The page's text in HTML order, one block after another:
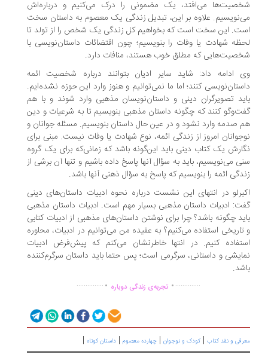
می‌افتد، یک مضمونی را درک می‌کنیم و درباره‌اش
علاوه بر این، تبدیل زندگی یک معصوم به داستان سخت
این سخت است که بخواهیم کل زندگی یک شخص را از تولد تا
شهادت یا وفات را بنویسیم؛ چون اقتضائات داستان‌نویسی با
که مطلق خوب هستند، منافات دارد.
ادامه داد: شاید سایر ادیان بتوانند درباره شخصیت ائمه
کنند؛ اما ما نمی‌توانیم و هنوز وارد این حوزه نشده‌ایم.
تصویرگران دینی و داستان‌نویسان مذهبی وارد شوند و با هم
کنند که چگونه داستان مذهبی بنویسیم تا به شرعیات و دین
صدمه وارد نشود و در عین حال داستان بنویسیم. مسئله جوانان و
امروز از زندگی ائمه، نوع شهادت یا وفات نیست. مبنی برای
یک کتاب دینی باید این‌گونه باشد که زمانی‌که برای یک گروه
می‌نویسیم، باید به سؤال آنها پاسخ داده باشیم و تنها آن برشی از
ائمه را بنویسیم که پاسخ به سؤال ذهنی آنها باشد.
در انتهای این نشست درباره نحوه ادبیات داستان‌های دینی
ادبیات داستان مذهبی بسیار مهم است. ادبیات داستان مذهبی
چگونه باشد؟ چرا برای نوشتن داستان‌های مذهبی از ادبیات کتابی
استفاده می‌کنیم؟ به عقیده من می‌توانیم در ادبیات، محاوره
کنیم. در انتها خاطرنشان می‌کنم که پیش‌فرض ادبیات
و داستانی، سرگرمی است؛ پس حتما باید داستان سرگرم‌کننده
............... .تجربه‌ی زندگی دوباره ...............
و نقد کتاب|کودک و نوجوان |چهارده معصوم|داستان کوتاه|